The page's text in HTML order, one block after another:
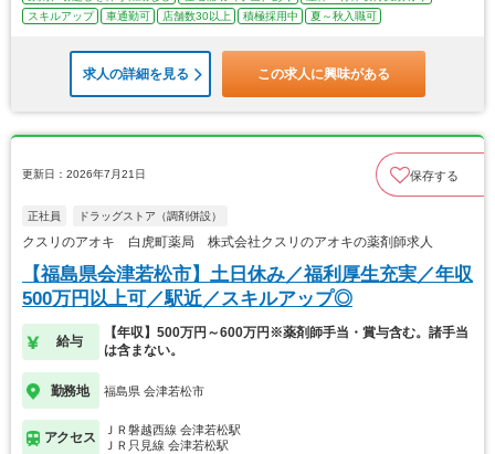
スキルアップ
車通勤可 店舗数30以上 積極採用中 夏～秋入職可
求人の詳細を見る この求人に興味がある
更新日：2026年7月21日 保存する
正社員 ドラッグストア（調剤併設）
クスリのアオキ 白虎町薬局 株式会社クスリのアオキの薬剤師求人
【福島県会津若松市】土日休み／福利厚生充実／年収
500万円以上可／駅近／スキルアップ◎
給与
【年収】500万円～600万円※薬剤師手当・賞与含む。諸手当
は含まない。
勤務地 福島県 会津若松市
アクセス
ＪＲ磐越西線 会津若松駅
ＪＲ只見線 会津若松駅